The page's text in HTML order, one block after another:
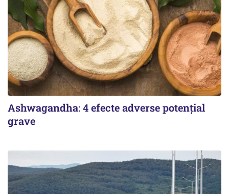
Ashwagandha: 4 efecte adverse potențial
grave